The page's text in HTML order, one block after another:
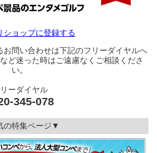
ショップに登録する
問い合わせは下記のフリーダイヤルへ
ど迷った時はご遠慮なくご相談くださ
い。
ーダイヤル
345-078
の特集ページ▼